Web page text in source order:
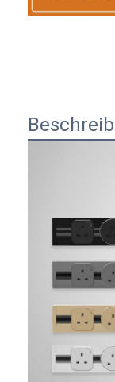
Startseite
Fabrik Tour
Kontakt
Wir Reden